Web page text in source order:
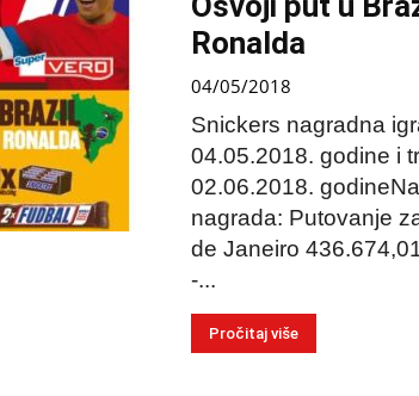
Ronalda
04/05/2018
Snickers nagradna
04.05.2018. godine i
02.06.2018.
nagrada: Putovanje
de Janeiro
-...
Pročitaj više